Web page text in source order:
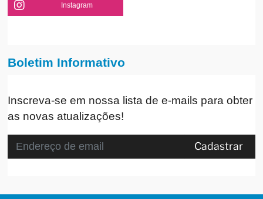
Instagram
Boletim Informativo
Inscreva-se em nossa lista de e-mails para obter
as novas atualizações!
Cadastrar